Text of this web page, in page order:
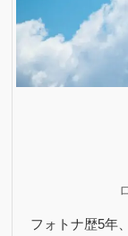
フォトナ歴5年